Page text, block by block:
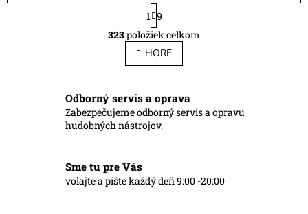
O
v
l
á
a
c
i
e
k
S
t
r
á
n
k
a
n
i
1 9
323položiek celkom
HORE
Odborný servis a oprava
Zabezpečujeme odborný servis a opravu
hudobných nástrojov.
Sme tu pre Vás
volajte a píšte každý deň 9:00 -20:00